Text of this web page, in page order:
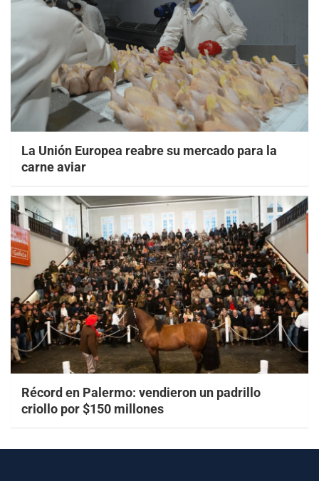
La Unión Europea reabre su mercado para la
carne aviar
Récord en Palermo: vendieron un padrillo
criollo por $150 millones